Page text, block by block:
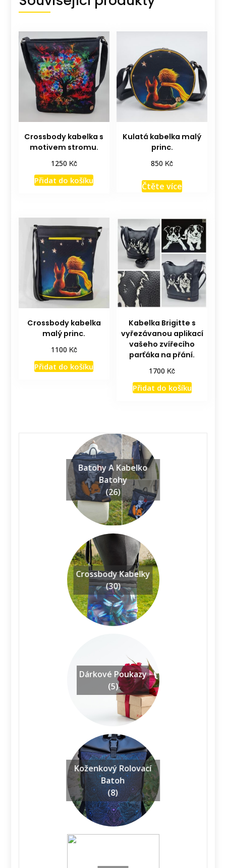
Crossbody kabelka s
motivem stromu.
1250 Kč
Přidat do košíku
Kulatá kabelka malý
princ.
850 Kč
Čtěte více
Crossbody kabelka
malý princ.
1100 Kč
Přidat do košíku
Kabelka Brigitte s
vyřezávanou aplikací
vašeho zvířecího
parťáka na přání.
1700 Kč
Přidat do košíku
Batohy A Kabelko
Batohy
(26)
Crossbody Kabelky
(30)
Dárkové Poukazy
(5)
Koženkový Rolovací
Batoh
(8)